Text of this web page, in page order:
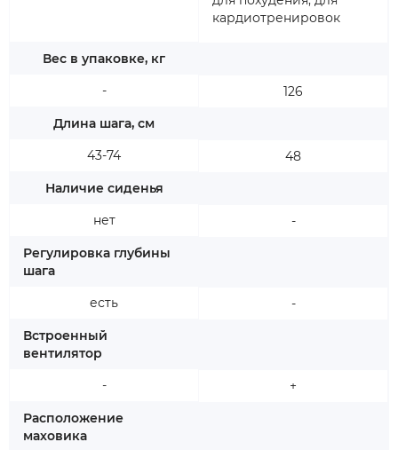
Вес в упаковке, кг
-
Длина шага, см
43-74
Наличие сиденья
нет
Регулировка глубины
шага
есть
Встроенный
вентилятор
-
Расположение
маховика
кардиотренировок
126
48
-
-
+